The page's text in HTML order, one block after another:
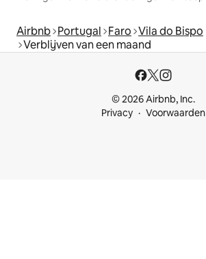
Airbnb Portugal Faro Vila do Bispo
Verblijven van een maand
© 2026 Airbnb, Inc.
Privacy
Voorwaarden